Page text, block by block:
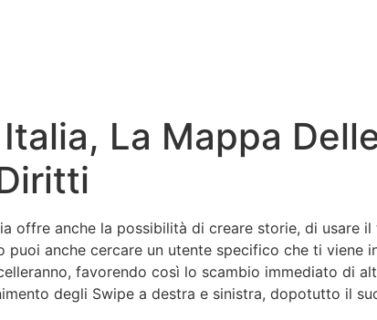
La Mappa
offre anche la possibilità di creare storie, di usare
anche cercare un utente specifico che ti viene
favorendo così lo scambio immediato di
degli Swipe a destra e sinistra, dopotutto il